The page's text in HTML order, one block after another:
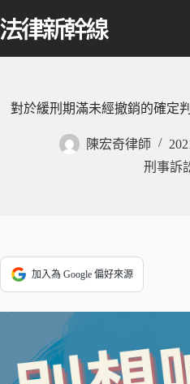
至
容對於緩刑期滿未經撤銷的確定
陳宏奇律師
刑事訴
加入為 Google 偏好來源